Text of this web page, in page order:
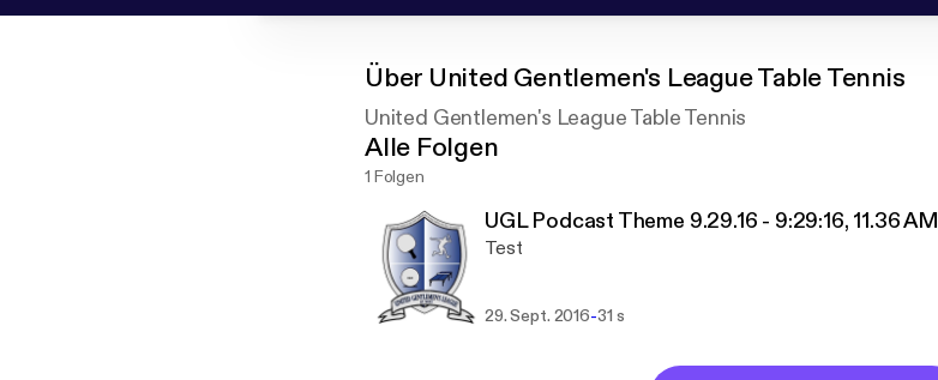
Über United Gentlemen's League Table Tennis
United Gentlemen's League Table Tennis
Alle Folgen
1 Folgen
UGL Podcast Theme 9.29.16 - 9:29:16, 11.36 AM
Test
29. Sept. 2016-31 s